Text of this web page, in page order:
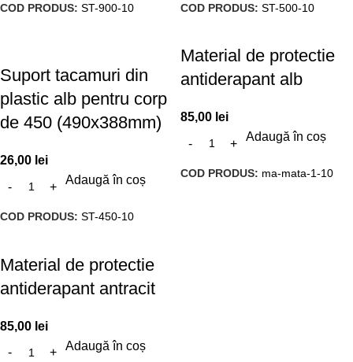
COD PRODUS: ST-900-10 COD PRODUS: ST-500-10
Suport tacamuri din
plastic alb pentru corp
de 450 (490x388mm)
26,00 lei
Adaugă în coș
COD PRODUS: ST-450-10
Material de protectie
antiderapant alb
85,00 lei
Adaugă în coș
COD PRODUS: ma-mata-1-10
Material de protectie
antiderapant antracit
85,00 lei
Adaugă în coș